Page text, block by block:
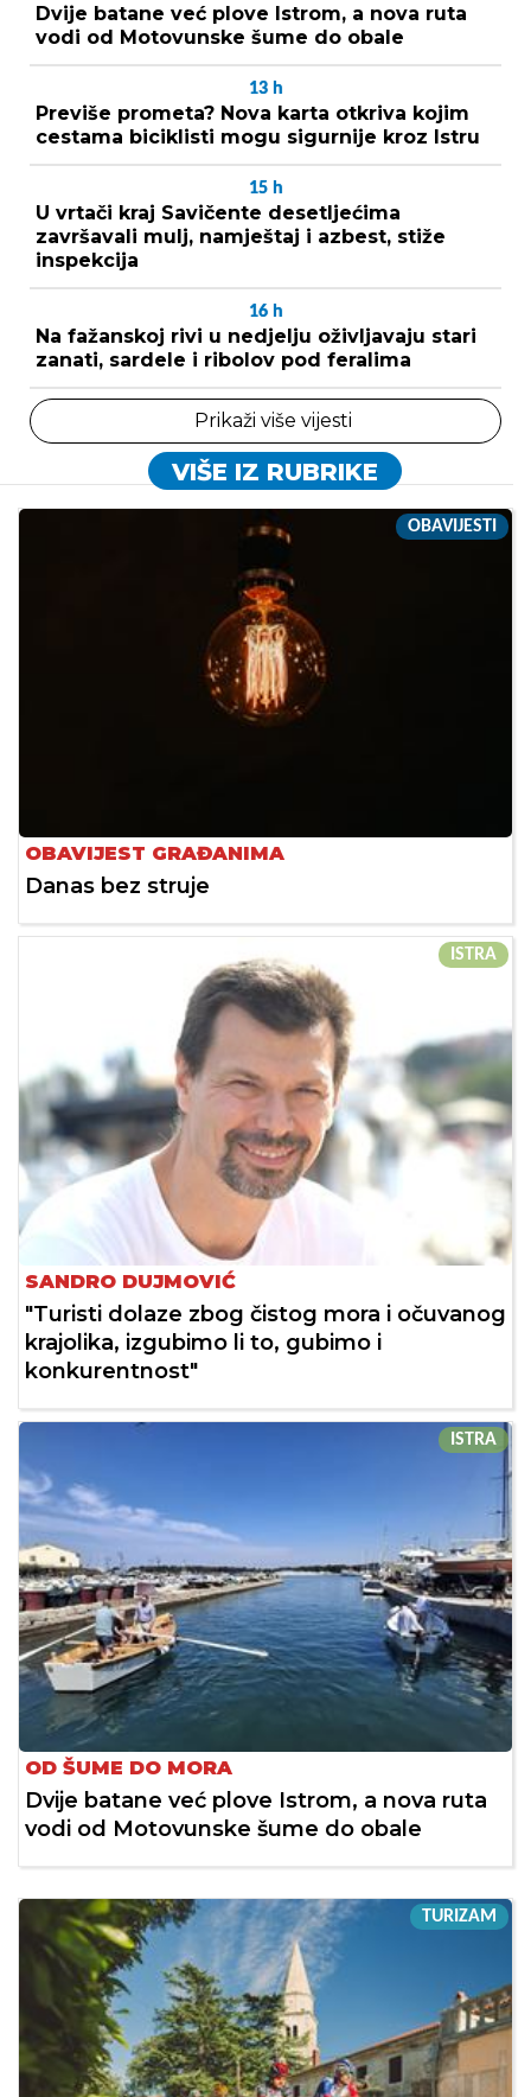
Dvije batane već plove Istrom, a nova ruta
vodi od Motovunske šume do obale
13 h
Previše prometa? Nova karta otkriva kojim
cestama biciklisti mogu sigurnije kroz Istru
15 h
U vrtači kraj Savičente desetljećima
završavali mulj, namještaj i azbest, stiže
inspekcija
16 h
Na fažanskoj rivi u nedjelju oživljavaju stari
zanati, sardele i ribolov pod feralima
Prikaži više vijesti
VIŠE IZ RUBRIKE
OBAVIJESTI
OBAVIJEST GRAĐANIMA
Danas bez struje
ISTRA
SANDRO DUJMOVIĆ
"Turisti dolaze zbog čistog mora i očuvanog
krajolika, izgubimo li to, gubimo i
konkurentnost"
ISTRA
OD ŠUME DO MORA
Dvije batane već plove Istrom, a nova ruta
vodi od Motovunske šume do obale
TURIZAM